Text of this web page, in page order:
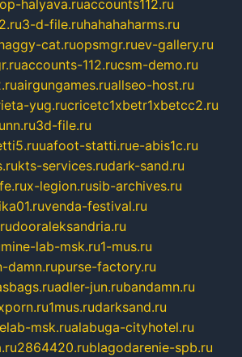
halyava.ruaccounts112.ru
3-d-file.ruhahahaharms.ru
cat.ruopsmgr.ruev-gallery.ru
accounts-112.rucsm-demo.ru
airgungames.ruallseo-host.ru
yug.rucricetc1xbetr1xbetcc2.ru
3d-file.ru
uafoot-statti.rue-abis1c.ru
kts-services.rudark-sand.ru
x-legion.rusib-archives.ru
venda-festival.ru
dooraleksandria.ru
mine-lab-msk.ru1-mus.ru
damn.rupurse-factory.ru
adler-jun.rubandamn.ru
1mus.rudarksand.ru
msk.rualabuga-cityhotel.ru
2864420.rublagodarenie-spb.ru